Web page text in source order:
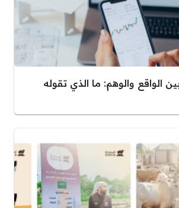
الواقع والوهم: ما الذي تقوله